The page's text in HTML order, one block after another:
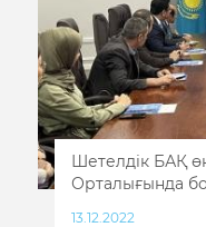
Шетелдік БАҚ
Орталығында
13.12.2022